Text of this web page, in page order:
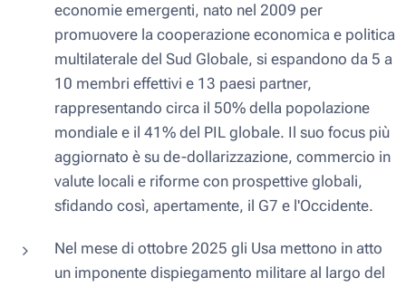
economie emergenti, nato nel 2009 per
promuovere la cooperazione economica e politica
multilaterale del Sud Globale, si espandono da 5 a
10 membri effettivi e 13 paesi partner,
rappresentando circa il 50% della popolazione
mondiale e il 41% del PIL globale. Il suo focus più
aggiornato è su de-dollarizzazione, commercio in
valute locali e riforme con prospettive globali,
sfidando così, apertamente, il G7 e l'Occidente.
Nel mese di ottobre 2025 gli Usa mettono in atto
un imponente dispiegamento militare al largo del